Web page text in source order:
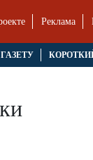
Реклама